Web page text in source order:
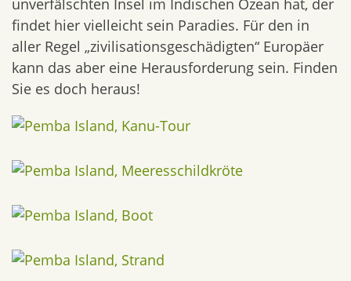
unverfälschten Insel im Indischen Ozean hat, der
findet hier vielleicht sein Paradies. Für den in
aller Regel „zivilisationsgeschädigten“ Europäer
kann das aber eine Herausforderung sein. Finden
Sie es doch heraus!